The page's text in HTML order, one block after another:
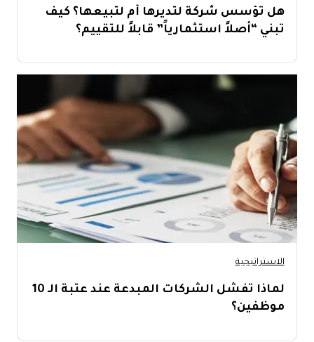
هل تؤسس شركة لتديرها أم لتبيعها؟ كيف
تبني “أصلاً استثمارياً” قابلاً للتقييم؟
الاستراتيجية
لماذا تفشل الشركات المبدعة عند عتبة الـ 10
موظفين؟